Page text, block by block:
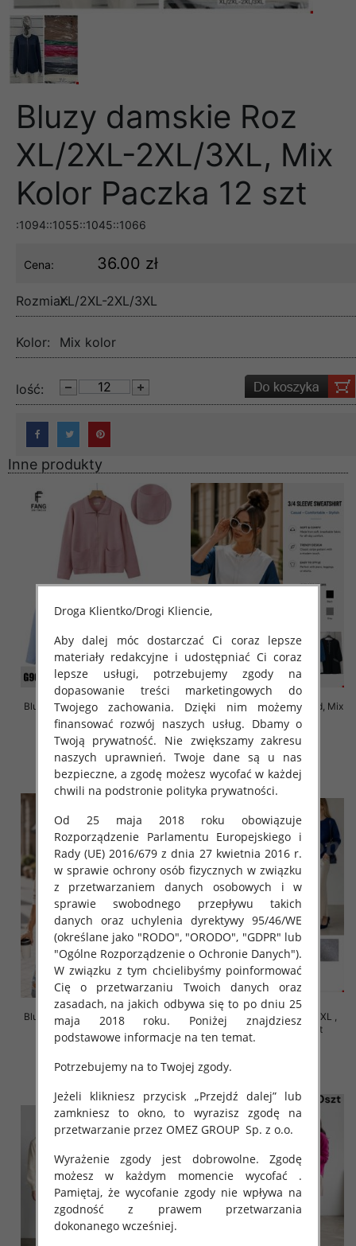
Bluzy damskie Roz
XL/2XL-2XL/3XL, Mix
Kolor Paczka 12 szt
:1094::1055::1045::1066
Cena: 36.00 zł
Rozmiar:XL/2XL-2XL/3XL
Kolor: Mix kolor
lość:
Inne produkty
Bluzy damskie Roz Standard, Mix
Kolor Paczka 10 szt
45.00 zł
szczegóły
Bluzy damskie Roz Standard, Mix
Kolor Paczka 10 szt
34.00 zł
szczegóły
Bluzy damskie Roz Standard, Mix
Kolor Paczka 10 szt
szczegóły
Bluzy damskie Roz S/M-L/XL ,
Mix Kolor Paczka 10 szt
Droga Klientko/Drogi Kliencie,
Aby dalej móc dostarczać Ci coraz lepsze
materiały redakcyjne i udostępniać Ci coraz
lepsze usługi, potrzebujemy zgody na
dopasowanie treści marketingowych do
Twojego zachowania. Dzięki nim możemy
finansować rozwój naszych usług. Dbamy o
Twoją prywatność. Nie zwiększamy zakresu
naszych uprawnień. Twoje dane są u nas
bezpieczne, a zgodę możesz wycofać w każdej
chwili na podstronie polityka prywatności.
Od 25 maja 2018 roku obowiązuje
Rozporządzenie Parlamentu Europejskiego i
Rady (UE) 2016/679 z dnia 27 kwietnia 2016 r.
w sprawie ochrony osób fizycznych w związku
z przetwarzaniem danych osobowych i w
sprawie swobodnego przepływu takich
danych oraz uchylenia dyrektywy 95/46/WE
(określane jako "RODO", "ORODO", "GDPR" lub
"Ogólne Rozporządzenie o Ochronie Danych").
W związku z tym chcielibyśmy poinformować
Cię o przetwarzaniu Twoich danych oraz
zasadach, na jakich odbywa się to po dniu 25
maja 2018 roku. Poniżej znajdziesz
podstawowe informacje na ten temat.
Potrzebujemy na to Twojej zgody.
Jeżeli klikniesz przycisk „Przejdź dalej” lub
zamkniesz to okno, to wyrazisz zgodę na
przetwarzanie przez OMEZ GROUP Sp. z o.o.
Wyrażenie zgody jest dobrowolne. Zgodę
możesz w każdym momencie wycofać .
Pamiętaj, że wycofanie zgody nie wpływa na
zgodność z prawem przetwarzania
dokonanego wcześniej.